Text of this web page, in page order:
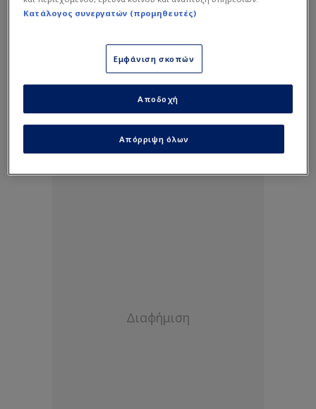
ΠΑΟΚ: Σενάριο για κεντρικό
Κατάλογος συνεργατών (προμηθευτές)
Εμφάνιση σκοπών
Απόρριψη όλων
Αποδοχή